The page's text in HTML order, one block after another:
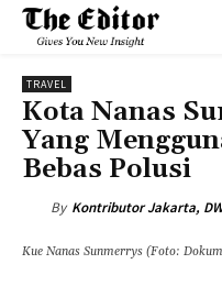
TRAVEL
Kota Nanas
Yang
Bebas Polusi
By Kontributor Jakarta,
Kue Nanas Sunmerrys (Foto: